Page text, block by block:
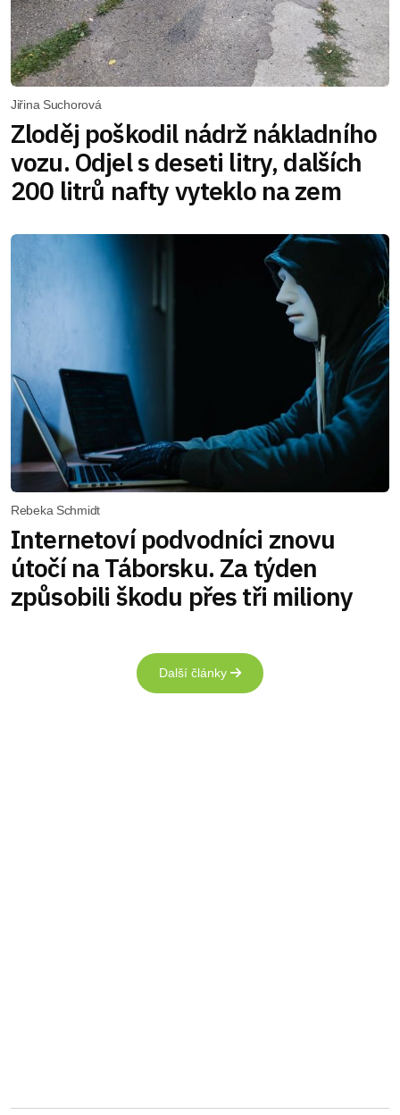
Jiřina Suchorová
Zloděj poškodil nádrž nákladního
vozu. Odjel s deseti litry, dalších
200 litrů nafty vyteklo na zem
Rebeka Schmidt
Internetoví podvodníci znovu
útočí na Táborsku. Za týden
způsobili škodu přes tři miliony
Další články